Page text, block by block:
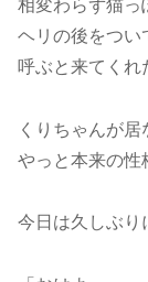
相変わらず猫っ
ヘリの後をつい
呼ぶと来てくれ
くりちゃんが
やっと本来の性
今日は久しぶり